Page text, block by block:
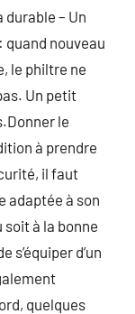
durable – Un
quand nouveau
le philtre ne
Un petit
le
à prendre
il faut
adaptée à son
soit à la bonne
s’équiper d’un
quelques